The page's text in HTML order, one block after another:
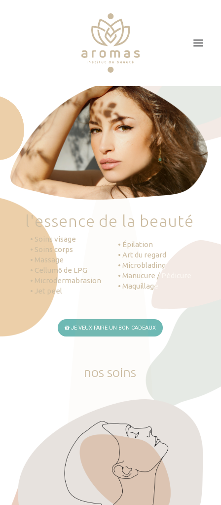
Soins
Je veux faire un bon cadeau
Plan d’accès
Prendre RDV
'essence de la beauté
• Soins visage
• Soins corps
• Massage
• Cellum6 de LPG
• Microdermabrasion
• Jet peel
• Épilation
• Art du regard
• Microblading
• Manucure / Pédicure
• Maquillage
JE VEUX FAIRE UN BON CADEAUX
nos soins